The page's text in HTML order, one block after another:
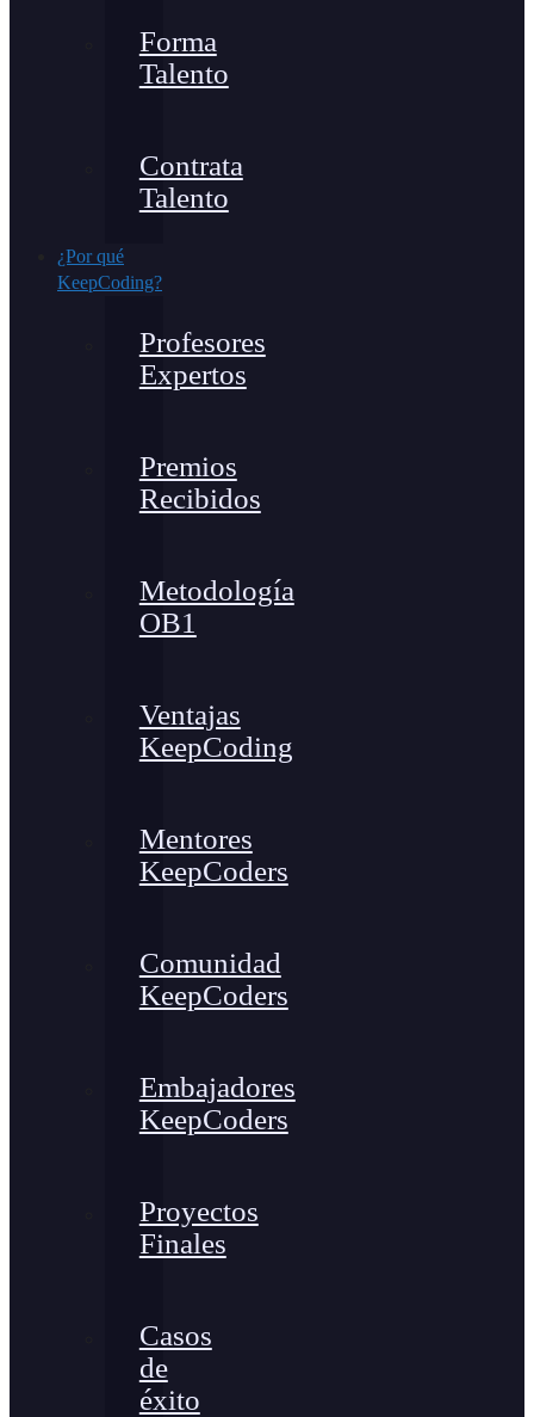
Forma
Talento
Contrata
Talento
¿Por qué
KeepCoding?
Profesores
Expertos
Premios
Recibidos
Metodología
OB1
Ventajas
KeepCoding
Mentores
KeepCoders
Comunidad
KeepCoders
Embajadores
KeepCoders
Proyectos
Finales
Casos
de
éxito